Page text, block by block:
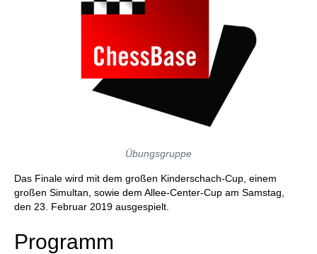
Übungsgruppe
Das Finale wird mit dem großen Kinderschach-Cup, einem
großen Simultan, sowie dem Allee-Center-Cup am Samstag,
den 23. Februar 2019 ausgespielt.
Programm